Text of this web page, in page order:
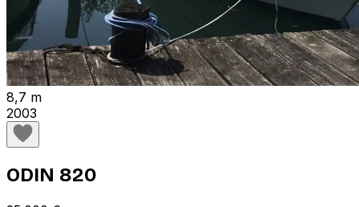
8,7 m
2003
ODIN 820